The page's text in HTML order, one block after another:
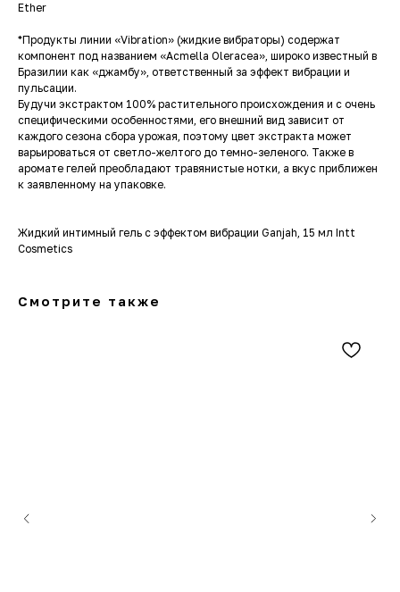
Ether
*Продукты линии «Vibration» (жидкие вибраторы) содержат
компонент под названием «Acmella Oleracea», широко известный в
Бразилии как «джамбу», ответственный за эффект вибрации и
пульсации.
Будучи экстрактом 100% растительного происхождения и с очень
специфическими особенностями, его внешний вид зависит от
каждого сезона сбора урожая, поэтому цвет экстракта может
варьироваться от светло-желтого до темно-зеленого. Также в
аромате гелей преобладают травянистые нотки, а вкус приближен
к заявленному на упаковке.
Жидкий интимный гель с эффектом вибрации Ganjah, 15 мл Intt
Cosmetics
Смотрите также